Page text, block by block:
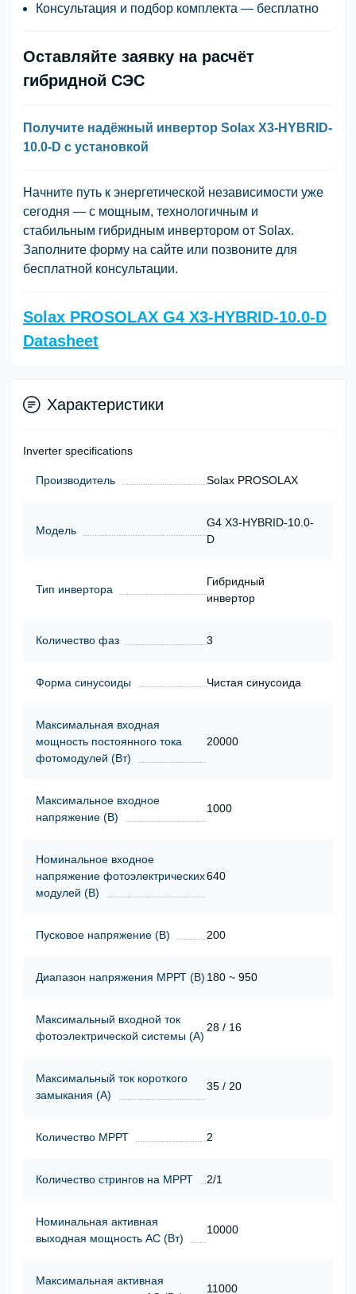
Консультация и подбор комплекта — бесплатно
Оставляйте заявку на расчёт
гибридной СЭС
Получите надёжный инвертор Solax X3-HYBRID-
10.0-D с установкой
Начните путь к энергетической независимости уже
сегодня — с мощным, технологичным и
стабильным гибридным инвертором от Solax.
Заполните форму на сайте или позвоните для
бесплатной консультации.
Solax PROSOLAX G4 X3-HYBRID-10.0-D
Datasheet
Характеристики
Inverter specifications
Производитель Solax PROSOLAX
Модель
G4 X3-HYBRID-10.0-
D
Тип инвертора
Гибридный
инвертор
Количество фаз 3
Форма синусоиды Чистая синусоида
Максимальная входная
мощность постоянного тока
фотомодулей (Вт)
20000
Максимальное входное
напряжение (В)
1000
Номинальное входное
напряжение фотоэлектрических
модулей (В)
640
Пусковое напряжение (В) 200
Диапазон напряжения МРРТ (В) 180 ~ 950
Максимальный входной ток
фотоэлектрической системы (А)
28 / 16
Максимальный ток короткого
замыкания (А)
35 / 20
Количество МРРТ 2
Количество стрингов на МРРТ 2/1
Номинальная активная
выходная мощность АС (Вт)
10000
Максимальная активная
11000